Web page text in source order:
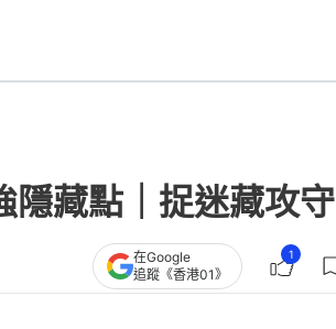
藏點｜捉迷藏攻
在Google
追蹤《香港01》
1